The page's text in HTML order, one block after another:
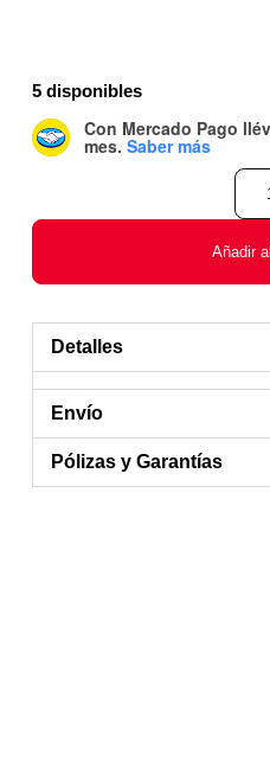
5 disponibles
Con Mercado Pago
mes. Saber más
Añadir
Detalles
Envío
Pólizas y Garantías